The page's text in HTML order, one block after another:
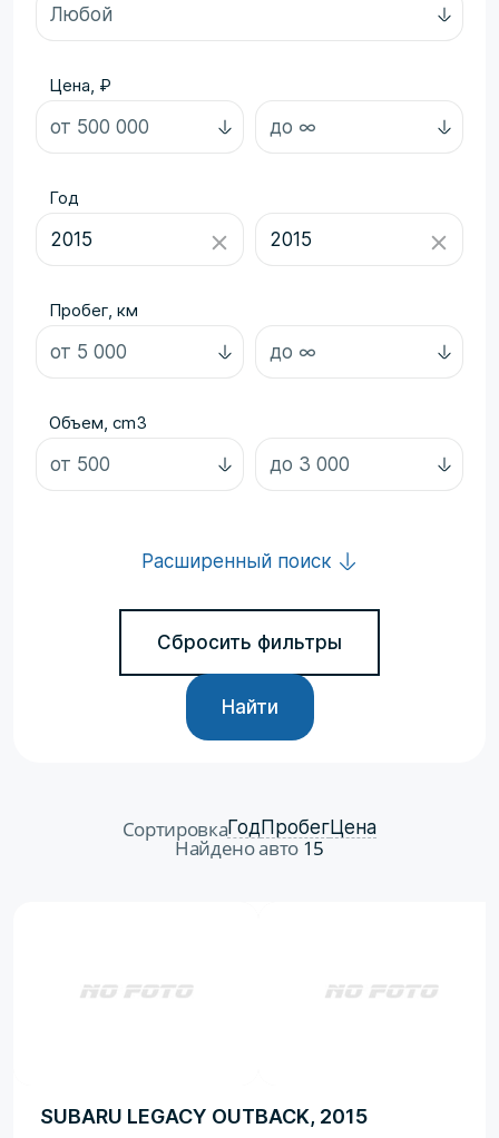
Цена, ₽
Год
Пробег, км
Объем, cm3
Расширенный поиск
Сбросить фильтры
Найти
СортировкаГодПробегЦена
Найдено авто 15
SUBARU LEGACY OUTBACK, 2015